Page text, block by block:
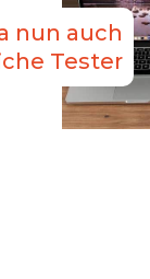
nun auch
Tester